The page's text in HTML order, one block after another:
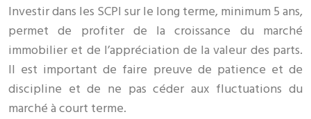
Investir dans les SCPI sur le long terme, minimum 5 ans,
permet de profiter de la croissance du marché
immobilier et de l’appréciation de la valeur des parts.
Il est important de faire preuve de patience et de
discipline et de ne pas céder aux fluctuations du
marché à court terme.